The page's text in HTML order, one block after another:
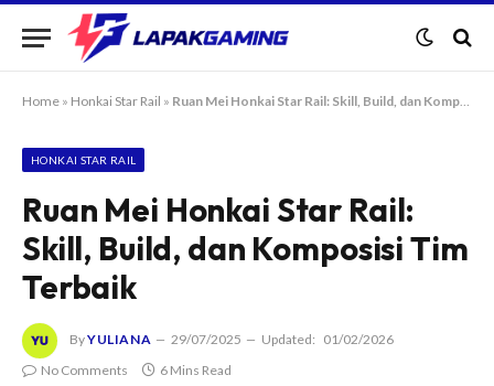
Home » Honkai Star Rail » Ruan Mei Honkai Star Rail: Skill, Build, dan Komposisi Tim Terbaik
HONKAI STAR RAIL
Ruan Mei Honkai Star Rail:
Skill, Build, dan Komposisi Tim
Terbaik
ByYULIANA 29/07/2025 Updated: 01/02/2026
No Comments
6 Mins Read